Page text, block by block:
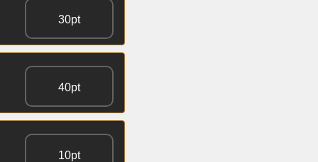
30pt
40pt
10pt